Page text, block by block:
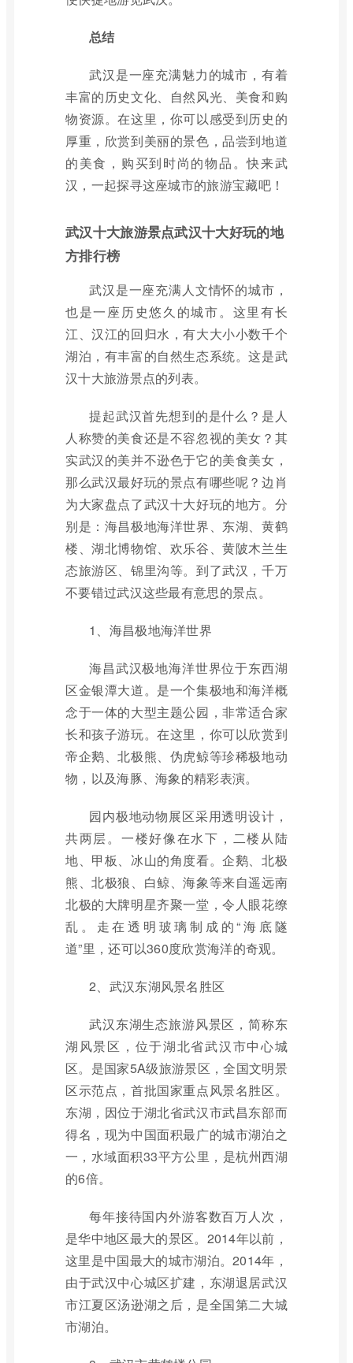
总结
武汉是一座充满魅力的城市，有着
丰富的历史文化、自然风光、美食和购
物资源。在这里，你可以感受到历史的
厚重，欣赏到美丽的景色，品尝到地道
的美食，购买到时尚的物品。快来武
汉，一起探寻这座城市的旅游宝藏吧！
武汉十大旅游景点武汉十大好玩的地
方排行榜
武汉是一座充满人文情怀的城市，
也是一座历史悠久的城市。这里有长
江、汉江的回归水，有大大小小数千个
湖泊，有丰富的自然生态系统。这是武
汉十大旅游景点的列表。
提起武汉首先想到的是什么？是人
人称赞的美食还是不容忽视的美女？其
实武汉的美并不逊色于它的美食美女，
那么武汉最好玩的景点有哪些呢？边肖
为大家盘点了武汉十大好玩的地方。分
别是：海昌极地海洋世界、东湖、黄鹤
楼、湖北博物馆、欢乐谷、黄陂木兰生
态旅游区、锦里沟等。到了武汉，千万
不要错过武汉这些最有意思的景点。
1、海昌极地海洋世界
海昌武汉极地海洋世界位于东西湖
区金银潭大道。是一个集极地和海洋概
念于一体的大型主题公园，非常适合家
长和孩子游玩。在这里，你可以欣赏到
帝企鹅、北极熊、伪虎鲸等珍稀极地动
物，以及海豚、海象的精彩表演。
园内极地动物展区采用透明设计，
共两层。一楼好像在水下，二楼从陆
地、甲板、冰山的角度看。企鹅、北极
熊、北极狼、白鲸、海象等来自遥远南
北极的大牌明星齐聚一堂，令人眼花缭
乱。走在透明玻璃制成的“海底隧
道”里，还可以360度欣赏海洋的奇观。
2、武汉东湖风景名胜区
武汉东湖生态旅游风景区，简称东
湖风景区，位于湖北省武汉市中心城
区。是国家5A级旅游景区，全国文明景
区示范点，首批国家重点风景名胜区。
东湖，因位于湖北省武汉市武昌东部而
得名，现为中国面积最广的城市湖泊之
一，水域面积33平方公里，是杭州西湖
的6倍。
每年接待国内外游客数百万人次，
是华中地区最大的景区。2014年以前，
这里是中国最大的城市湖泊。2014年，
由于武汉中心城区扩建，东湖退居武汉
市江夏区汤逊湖之后，是全国第二大城
市湖泊。